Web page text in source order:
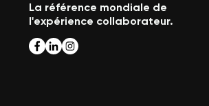
La référence mondiale de
l'expérience collaborateur.